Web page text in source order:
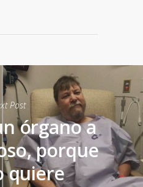
Post
órgano a
porque
quiere